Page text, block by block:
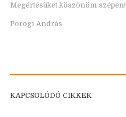
Megértésüket köszönöm szépen!
Porogi András
KAPCSOLÓDÓ CIKKEK